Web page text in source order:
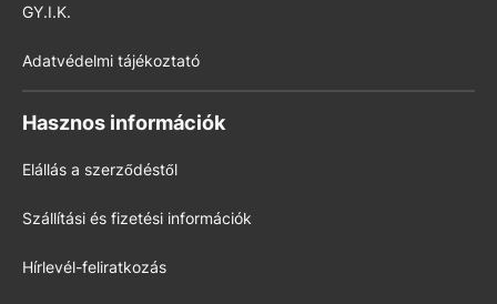
GY.I.K.
Adatvédelmi tájékoztató
Hasznos információk
Elállás a szerződéstől
Szállítási és fizetési információk
Hírlevél-feliratkozás